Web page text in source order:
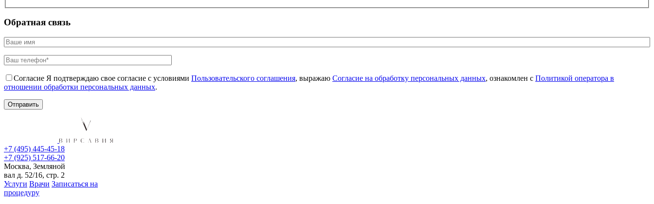
Обратная связь
Согласие Я подтверждаю свое согласие с условиями Пользовательского соглашения, выражаю Согласие на обработку персональных данных, ознакомлен с Политикой оператора в
отношении обработки персональных данных.
+7 (495) 445-45-18
+7 (925) 517-66-20
Москва, Земляной
вал д. 52/16, стр. 2
Услуги Врачи Записаться на
процедуру